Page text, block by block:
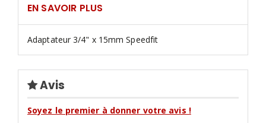
EN SAVOIR PLUS
Adaptateur 3/4" x 15mm Speedfit
Avis
Soyez le premier à donner votre avis !